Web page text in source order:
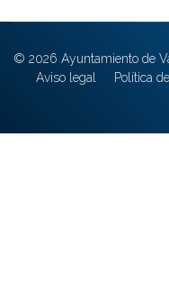
© 2026 Ayuntamiento de
Aviso legal
Política